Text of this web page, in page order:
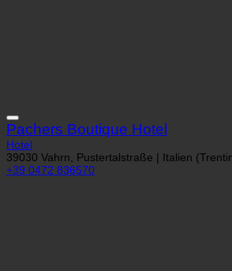
Pachers Boutique Hotel
Hotel
39030 Vahrn, Pustertalstraße | Italien
+39 0472 836570